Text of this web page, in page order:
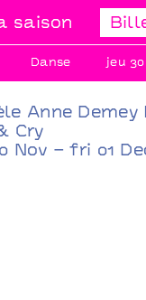
saison
Danse jeu 30
Anne
Cry
Nov – fri 01